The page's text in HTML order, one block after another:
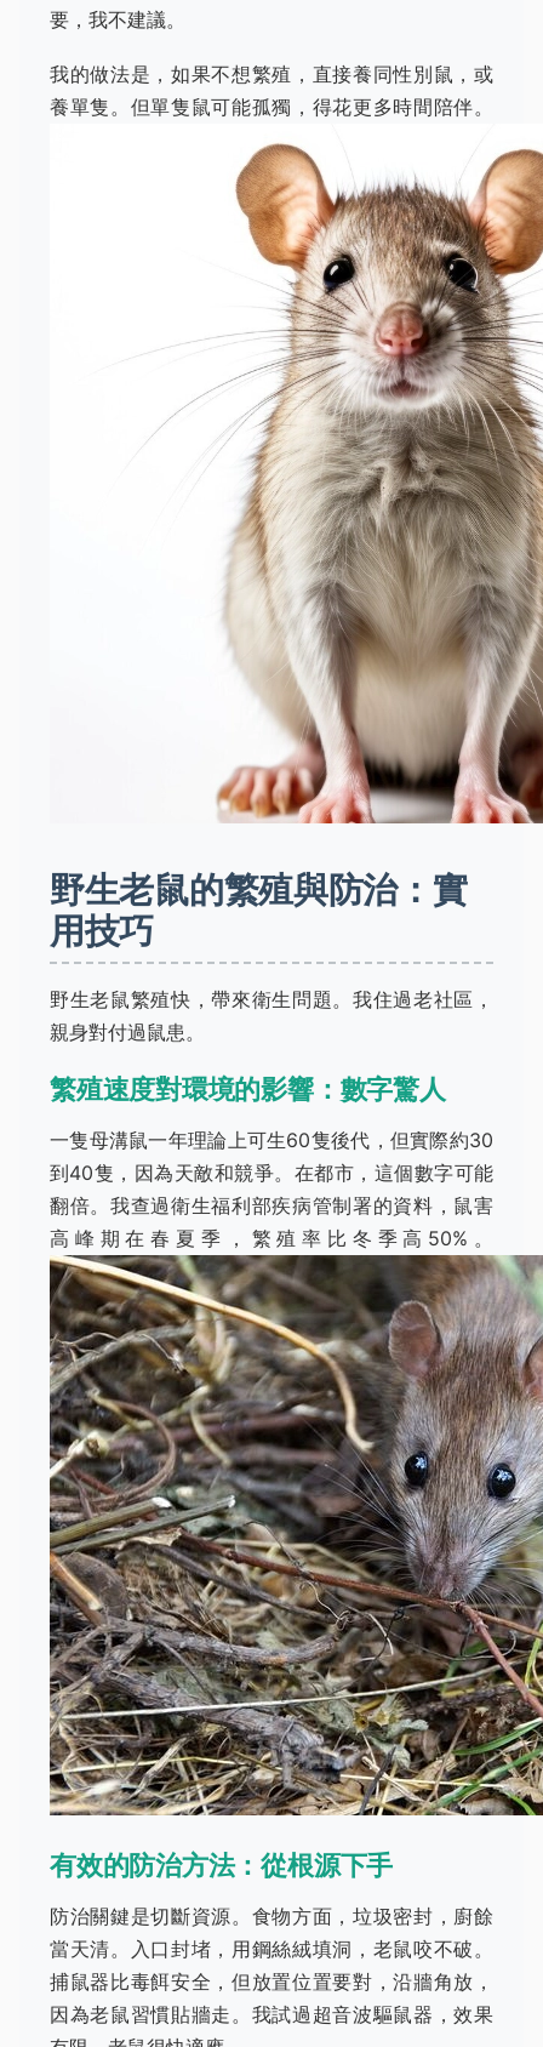
要，我不建議。
我的做法是，如果不想繁殖，直接養同性別鼠，或
養單隻。但單隻鼠可能孤獨，得花更多時間陪伴。
野生老鼠的繁殖與防治：實
用技巧
野生老鼠繁殖快，帶來衛生問題。我住過老社區，
親身對付過鼠患。
繁殖速度對環境的影響：數字驚人
一隻母溝鼠一年理論上可生60隻後代，但實際約30
到40隻，因為天敵和競爭。在都市，這個數字可能
翻倍。我查過衛生福利部疾病管制署的資料，鼠害
高峰期在春夏季，繁殖率比冬季高50%。
有效的防治方法：從根源下手
防治關鍵是切斷資源。食物方面，垃圾密封，廚餘
當天清。入口封堵，用鋼絲絨填洞，老鼠咬不破。
捕鼠器比毒餌安全，但放置位置要對，沿牆角放，
因為老鼠習慣貼牆走。我試過超音波驅鼠器，效果